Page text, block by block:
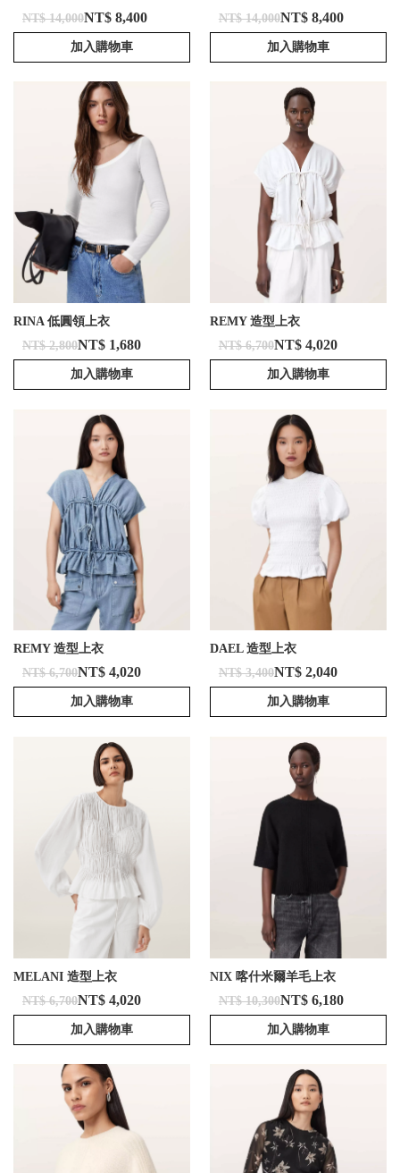
NT$ 14,000NT$ 8,400
加入購物車
NT$ 14,000NT$ 8,400
加入購物車
RINA 低圓領上衣
NT$ 2,800NT$ 1,680
加入購物車
REMY 造型上衣
NT$ 6,700NT$ 4,020
加入購物車
REMY 造型上衣
NT$ 6,700NT$ 4,020
加入購物車
DAEL 造型上衣
NT$ 3,400NT$ 2,040
加入購物車
MELANI 造型上衣
NT$ 6,700NT$ 4,020
加入購物車
NIX 喀什米爾羊毛上衣
NT$ 10,300NT$ 6,180
加入購物車